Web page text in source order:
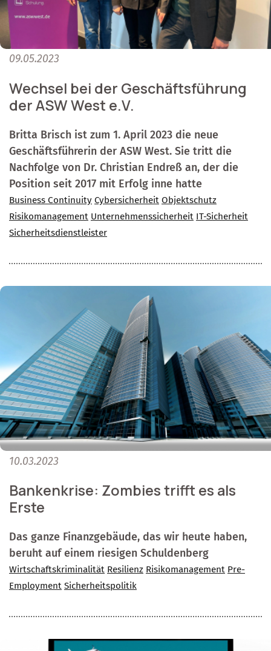
09.05.2023
Wechsel bei der Geschäftsführung
der ASW West e.V.
Britta Brisch ist zum 1. April 2023 die neue
Geschäftsführerin der ASW West. Sie tritt die
Nachfolge von Dr. Christian Endreß an, der die
Position seit 2017 mit Erfolg inne hatte
Business Continuity Cybersicherheit Objektschutz
Risikomanagement Unternehmenssicherheit IT-Sicherheit
Sicherheitsdienstleister
10.03.2023
Bankenkrise: Zombies trifft es als
Erste
Das ganze Finanzgebäude, das wir heute haben,
beruht auf einem riesigen Schuldenberg
Wirtschaftskriminalität Resilienz Risikomanagement Pre-
Employment Sicherheitspolitik